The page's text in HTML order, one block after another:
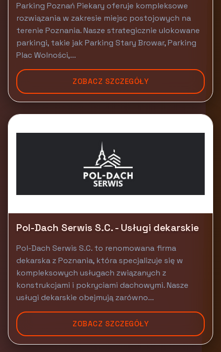
Parking Poznań Piekary oferuje kompleksowe
rozwiązania w zakresie miejsc postojowych na
terenie Poznania. Nasze strategicznie ulokowane
parkingi, takie jak Parking Stary Browar, Parking
Plac Wolności,...
ZOBACZ SZCZEGÓŁY
Pol-Dach Serwis S.C. - Usługi dekarskie
Pol-Dach Serwis S.C. to renomowana firma
dekarska z Poznania, która specjalizuje się w
kompleksowych usługach związanych z
konstrukcjami i pokryciami dachowymi. Nasze
usługi dekarskie obejmują zarówno...
ZOBACZ SZCZEGÓŁY